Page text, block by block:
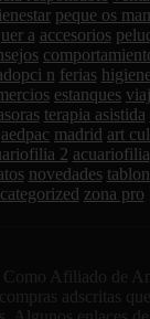
peque os
a accesorios
n ferias higiene
estanques
terapia asistida
aedpac madrid art
2 acuariofilia
novedades
zona pro
Como Afiliado de
adscritas